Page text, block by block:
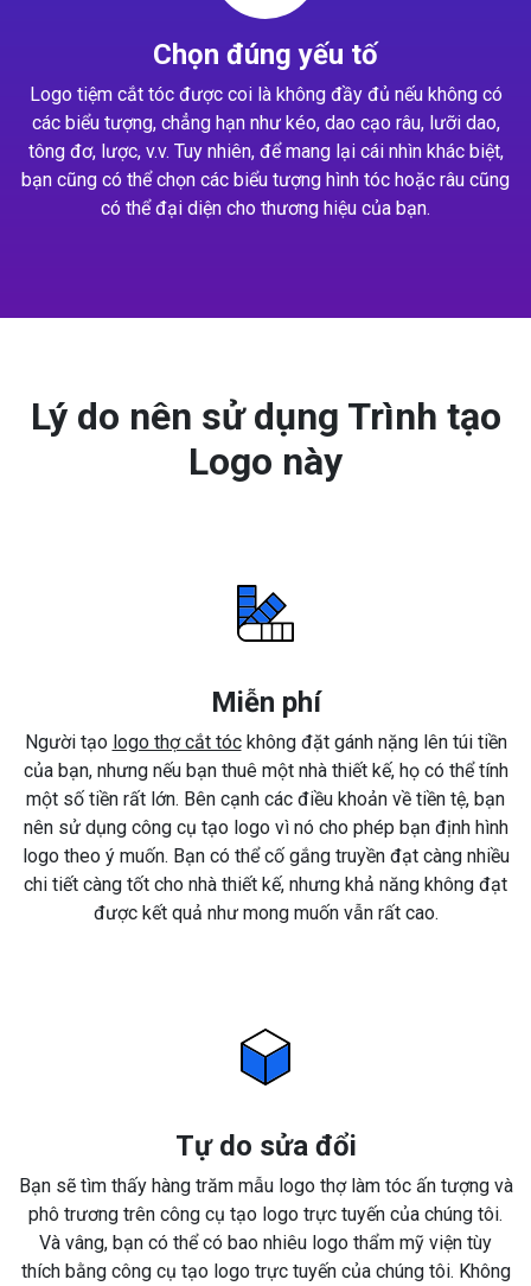
Chọn đúng yếu tố
Logo tiệm cắt tóc được coi là không đầy đủ nếu không có
các biểu tượng, chẳng hạn như kéo, dao cạo râu, lưỡi dao,
tông đơ, lược, v.v. Tuy nhiên, để mang lại cái nhìn khác biệt,
bạn cũng có thể chọn các biểu tượng hình tóc hoặc râu cũng
có thể đại diện cho thương hiệu của bạn.
Lý do nên sử dụng Trình tạo
Logo này
Miễn phí
Người tạo logo thợ cắt tóckhông đặt gánh nặng lên túi tiền
của bạn, nhưng nếu bạn thuê một nhà thiết kế, họ có thể tính
một số tiền rất lớn. Bên cạnh các điều khoản về tiền tệ, bạn
nên sử dụng công cụ tạo logo vì nó cho phép bạn định hình
logo theo ý muốn. Bạn có thể cố gắng truyền đạt càng nhiều
chi tiết càng tốt cho nhà thiết kế, nhưng khả năng không đạt
được kết quả như mong muốn vẫn rất cao.
Tự do sửa đổi
Bạn sẽ tìm thấy hàng trăm mẫu logo thợ làm tóc ấn tượng và
phô trương trên công cụ tạo logo trực tuyến của chúng tôi.
Và vâng, bạn có thể có bao nhiêu logo thẩm mỹ viện tùy
thích bằng công cụ tạo logo trực tuyến của chúng tôi. Không